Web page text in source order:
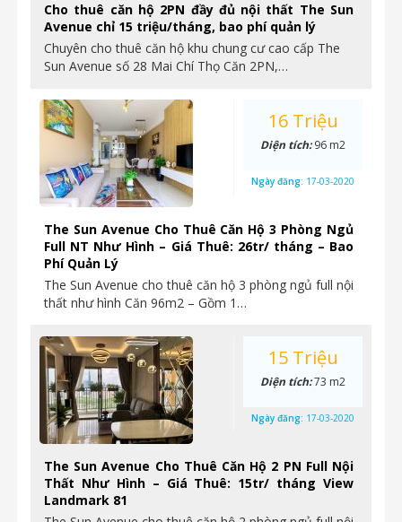
Cho thuê căn hộ 2PN đầy đủ nội thất The Sun
Avenue chỉ 15 triệu/tháng, bao phí quản lý
Chuyên cho thuê căn hộ khu chung cư cao cấp The
Sun Avenue số 28 Mai Chí Thọ Căn 2PN,…
The Sun Avenue Cho Thuê Căn Hộ 3 Phòng Ngủ
Full NT Như Hình – Giá Thuê: 26tr/ tháng – Bao
Phí Quản Lý
The Sun Avenue cho thuê căn hộ 3 phòng ngủ full nội
thất như hình Căn 96m2 – Gồm 1…
16 Triệu
Diện tích:96 m2
Ngày đăng: 17-03-2020
The Sun Avenue Cho Thuê Căn Hộ 2 PN Full Nội
Thất Như Hình – Giá Thuê: 15tr/ tháng View
Landmark 81
15 Triệu
Diện tích:73 m2
Ngày đăng: 17-03-2020